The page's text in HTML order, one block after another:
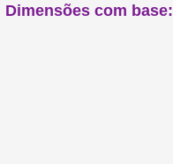
Dimensões com base: